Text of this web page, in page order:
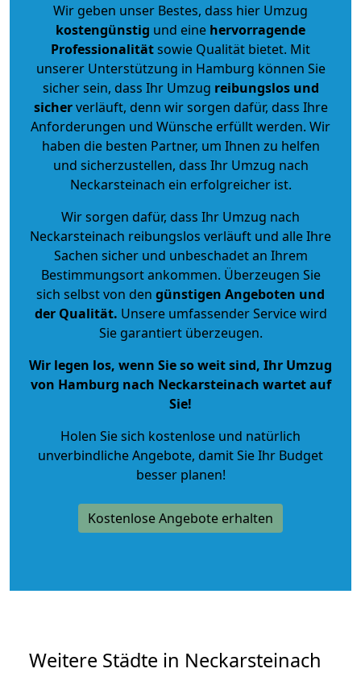
Wir geben unser Bestes, dass hier Umzug
kostengünstig und eine hervorragende
Professionalitätsowie Qualität bietet. Mit
unserer Unterstützung in Hamburg können Sie
sicher sein, dass Ihr Umzug reibungslos und
sicherverläuft, denn wir sorgen dafür, dass Ihre
Anforderungen und Wünsche erfüllt werden. Wir
haben die besten Partner, um Ihnen zu helfen
und sicherzustellen, dass Ihr Umzug nach
Neckarsteinach ein erfolgreicher ist.
Wir sorgen dafür, dass Ihr Umzug nach
Neckarsteinach reibungslos verläuft und alle Ihre
Sachen sicher und unbeschadet an Ihrem
Bestimmungsort ankommen. Überzeugen Sie
sich selbst von den günstigen Angeboten und
der Qualität. Unsere umfassender Service wird
Sie garantiert überzeugen.
Wir legen los, wenn Sie so weit sind, Ihr Umzug
von Hamburg nach Neckarsteinach wartet auf
Sie!
Holen Sie sich kostenlose und natürlich
unverbindliche Angebote, damit Sie Ihr Budget
besser planen!
Kostenlose Angebote erhalten
Weitere Städte in Neckarsteinach